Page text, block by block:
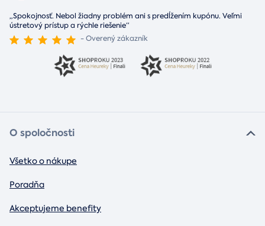
„Spokojnosť. Nebol žiadny problém ani s predĺžením kupónu. Veľmi
ústretový prístup a rýchle riešenie“
- Overený zákazník
O spoločnosti
Všetko o nákupe
Poradňa
Akceptujeme benefity